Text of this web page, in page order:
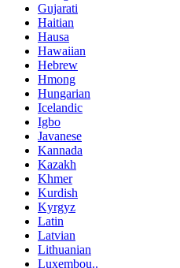
Gujarati
Haitian
Hausa
Hawaiian
Hebrew
Hmong
Hungarian
Icelandic
Igbo
Javanese
Kannada
Kazakh
Khmer
Kurdish
Kyrgyz
Latin
Latvian
Lithuanian
Luxembou..